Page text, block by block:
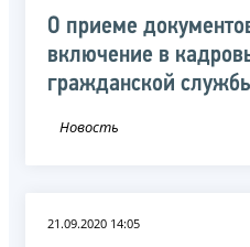
О приеме
включение в
гражданской
Новость
21.09.2020 14:05